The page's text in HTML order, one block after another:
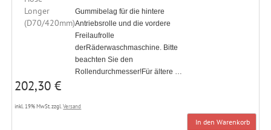
Gummibelag für die hintere
Antriebsrolle und die vordere
Freilaufrolle
derRäderwaschmaschine. Bitte
beachten Sie den
Rollendurchmesser!Für ältere …
202,30 €
inkl. 19% MwSt. zzgl.Versand
In den Warenkorb